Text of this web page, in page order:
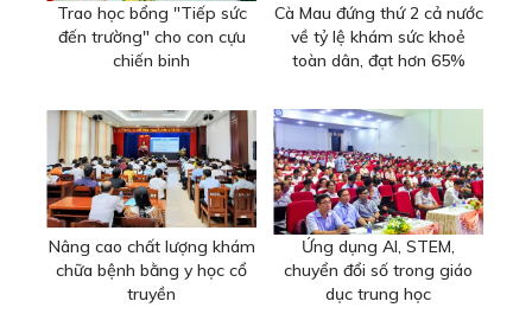
Trao học bổng "Tiếp sức
đến trường" cho con cựu
chiến binh
Cà Mau đứng thứ 2 cả nước
về tỷ lệ khám sức khoẻ
toàn dân, đạt hơn 65%
Nâng cao chất lượng khám
chữa bệnh bằng y học cổ
truyền
Ứng dụng AI, STEM,
chuyển đổi số trong giáo
dục trung học